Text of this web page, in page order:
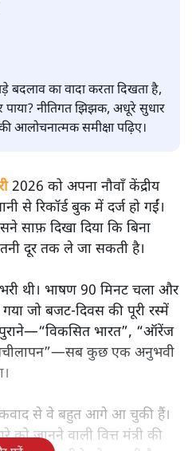
का वादा करता दिखता है,
समीक्षा पढ़िए।
से रिकॉर्ड बुक में दर्ज हो गईं।
साफ़ दिखा दिया कि बिना